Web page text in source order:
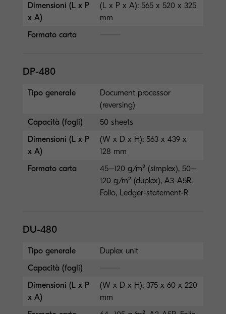
Dimensioni (L x P
x A)
(L x P x A): 565 x 520 x 325
mm
Formato carta
DP-480
Tipo generale
Document processor
(reversing)
Capacità (fogli)
50 sheets
Dimensioni (L x P
x A)
(W x D x H): 563 x 439 x
128 mm
Formato carta
45–120 g/m² (simplex), 50–
120 g/m² (duplex), A3-A5R,
Folio, Ledger-statement-R
DU-480
Tipo generale
Duplex unit
Capacità (fogli)
Dimensioni (L x P
x A)
(W x D x H): 375 x 60 x 220
mm